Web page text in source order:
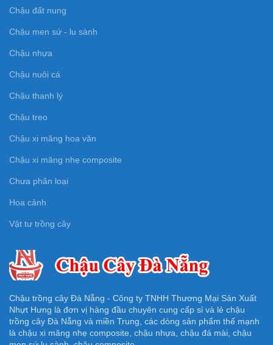
Chậu đất nung
Chậu men sứ - lu sành
Chậu nhựa
Chậu nuôi cá
Chậu thanh lý
Chậu treo
Chậu xi măng hoa văn
Chậu xi măng nhẹ composite
Chưa phân loại
Hoa cảnh
Vật tư trồng cây
Chậu trồng cây Đà Nẵng - Công ty TNHH Thương Mại Sản Xuất
Nhựt Hưng là đơn vị hàng đầu chuyên cung cấp sỉ và lẻ chậu
trồng cây Đà Nẵng và miền Trung, các dòng sản phẩm thế mạnh
là chậu xi măng nhẹ composite, chậu nhựa, chậu đá mài, chậu